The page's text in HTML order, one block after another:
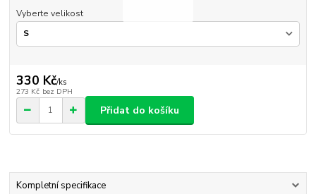
Vyberte velikost
330 Kč/ks
273 Kč bez DPH
Přidat do košíku
Kompletní specifikace